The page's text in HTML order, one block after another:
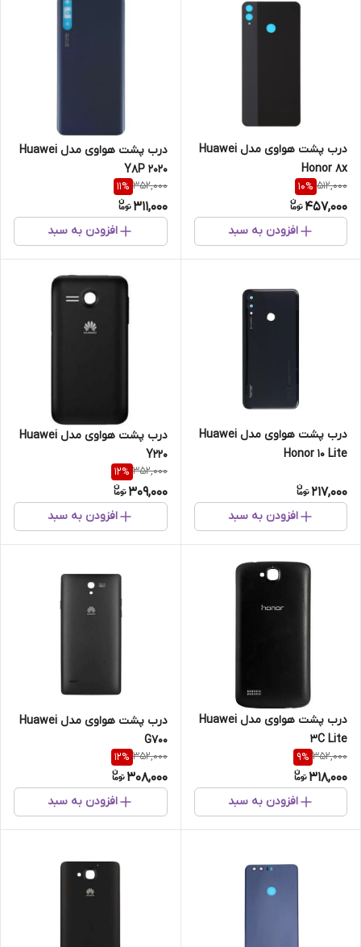
درب پشت هواوی مدل Huawei
Honor 8x
512,000
10%
457,000
افزودن به سبد
درب پشت هواوی مدل Huawei
Y8P 2020
352,000
11%
311,000
افزودن به سبد
درب پشت هواوی مدل Huawei
Honor 10 Lite
217,000
افزودن به سبد
درب پشت هواوی مدل Huawei
Y220
352,000
12%
309,000
افزودن به سبد
درب پشت هواوی مدل Huawei
3C Lite
352,000
9%
318,000
افزودن به سبد
درب پشت هواوی مدل Huawei
G700
352,000
12%
308,000
افزودن به سبد